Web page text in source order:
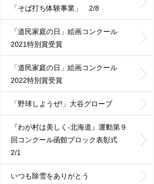
「そば打ち体験事業」 2/8
「道民家庭の日」絵画コンクール
2021特別賞受賞
「道民家庭の日」絵画コンクール
2022特別賞受賞
「野球しようぜ!」大谷グローブ
『わが村は美しく-北海道』運動第９
回コンクール函館ブロック表彰式
2/1
いつも除雪をありがとう